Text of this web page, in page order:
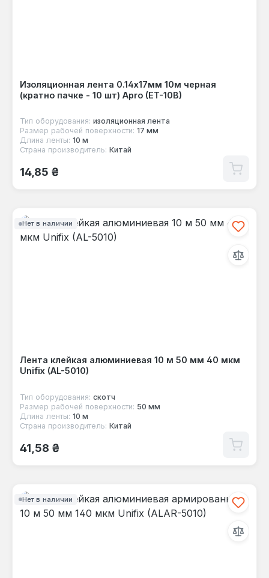
Изоляционная лента 0.14х17мм 10м черная
(кратно пачке - 10 шт) Apro (ET-10B)
Тип оборудования: изоляционная лента
Размер рабочей поверхности: 17 мм
Длина ленты: 10 м
Страна производитель: Китай
Обычная цена:
14,85 ₴
Нет в наличии
Лента клейкая алюминиевая 10 м 50 мм 40 мкм
Unifix (AL-5010)
Тип оборудования: скотч
Размер рабочей поверхности: 50 мм
Длина ленты: 10 м
Страна производитель: Китай
Обычная цена:
41,58 ₴
Нет в наличии